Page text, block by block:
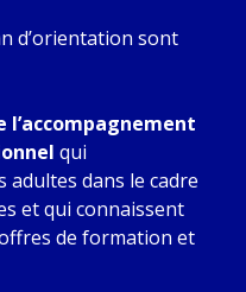
d’orientation sont
l’accompagnement
qui
adultes dans le cadre
et qui connaissent
de formation et